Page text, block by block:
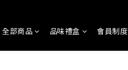
全部商品 品味禮盒 會員制度